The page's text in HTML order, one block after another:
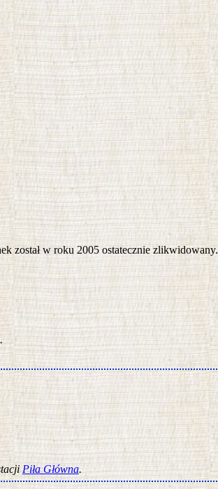
został w roku 2005 ostatecznie zlikwidowany.
.
Piła Główna.